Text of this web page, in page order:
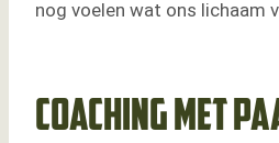
nog voelen wat ons lichaam
Coaching met